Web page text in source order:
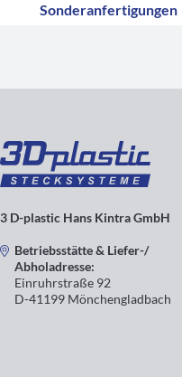
Sonderanfertigungen
3 D-plastic Hans Kintra GmbH
Betriebsstätte & Liefer-/
Abholadresse:
Einruhrstraße 92
D-41199 Mönchengladbach